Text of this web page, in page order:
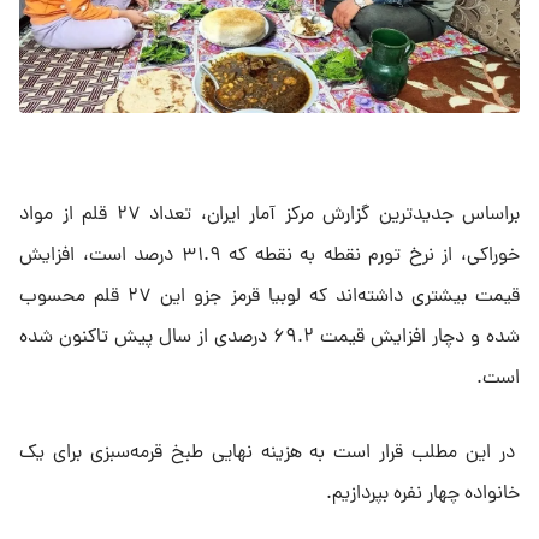
براساس جدیدترین گزارش مرکز آمار ایران، تعداد ۲۷ قلم از مواد
خوراکی، از نرخ تورم نقطه به نقطه که ۳۱.۹ درصد است، افزایش
قیمت بیشتری داشته‌اند که لوبیا قرمز جزو این ۲۷ قلم محسوب
شده و دچار افزایش قیمت ۶۹.۲ درصدی از سال پیش تاکنون شده
است.
در این مطلب قرار است به هزینه نهایی طبخ قرمه‌سبزی برای یک
خانواده چهار نفره بپردازیم.